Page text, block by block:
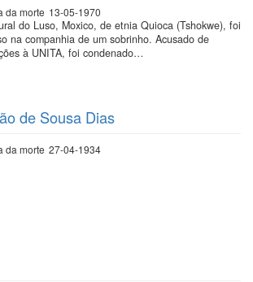
da morte 13-05-1970
do Luso, Moxico, de etnia Quioca (Tshokwe), foi
na companhia de um sobrinho. Acusado de
à UNITA, foi condenado…
de Sousa Dias
da morte 27-04-1934